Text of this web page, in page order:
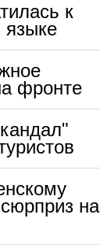
к
языке
фронте
на